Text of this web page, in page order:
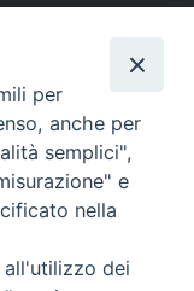
per
anche per
semplici",
e
nella
dei